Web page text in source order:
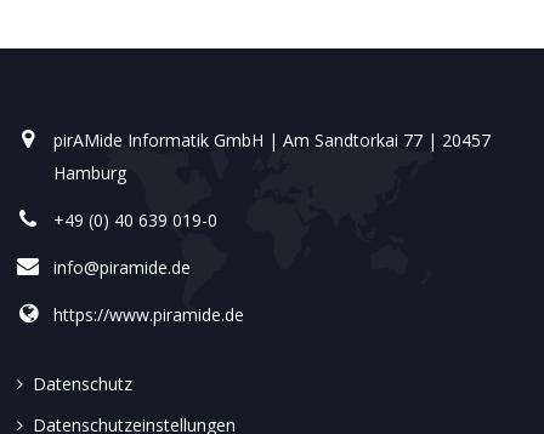
pirAMide Informatik GmbH | Am Sandtorkai 77 | 20457
Hamburg
+49 (0) 40 639 019-0
info@piramide.de
https://www.piramide.de
Datenschutz
Datenschutzeinstellungen